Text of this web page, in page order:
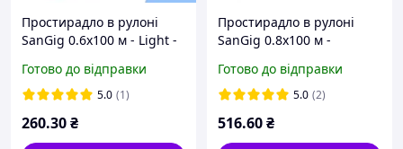
Простирадло в рулоні
SanGig 0.6х100 м - Light -
Готово до відправки
5.0 (1)
260.30₴
Простирадло в рулоні
SanGig 0.8х100 м -
Готово до відправки
5.0 (2)
516.60₴